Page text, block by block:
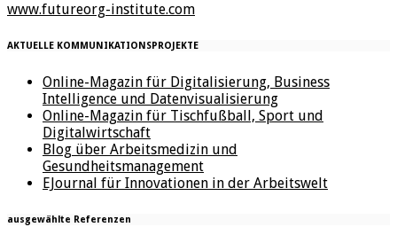
www.futureorg-institute.com
AKTUELLE KOMMUNIKATIONSPROJEKTE
Online-Magazin für Digitalisierung, Business
Intelligence und Datenvisualisierung
Online-Magazin für Tischfußball, Sport und
Digitalwirtschaft
Blog über Arbeitsmedizin und
Gesundheitsmanagement
EJournal für Innovationen in der Arbeitswelt
ausgewählte Referenzen